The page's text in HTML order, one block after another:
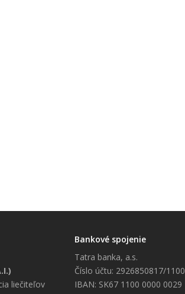
liečiteľov
Bankové spojenie
Tatra banka, a.s.
Číslo účtu: 2926850817/1100
IBAN: SK67 1100 0000 0029